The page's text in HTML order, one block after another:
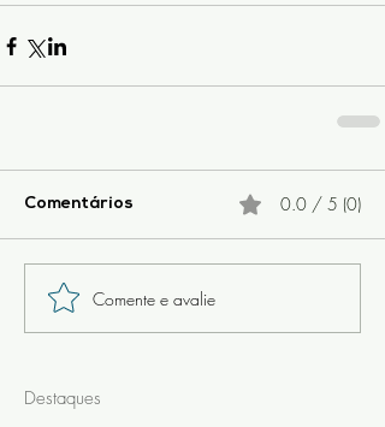
Comentários 0.0 / 5 (0)
Comente e avalie
Destaques